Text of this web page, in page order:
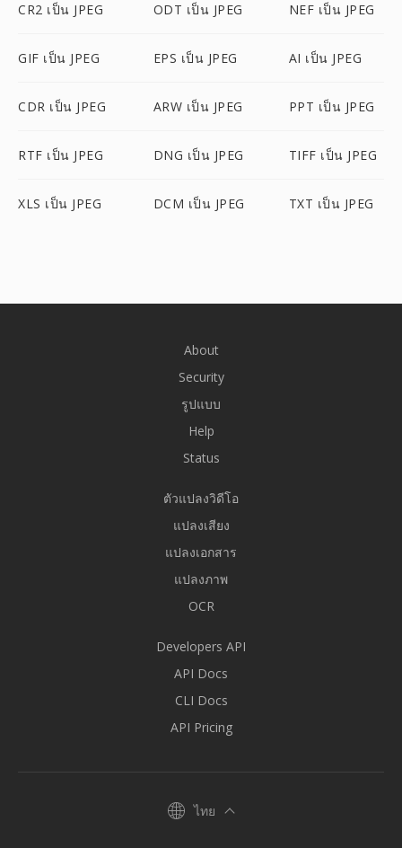
CR2 เป็น JPEG ODT เป็น JPEG NEF เป็น JPEG
GIF เป็น JPEG EPS เป็น JPEG AI เป็น JPEG
CDR เป็น JPEG ARW เป็น JPEG PPT เป็น JPEG
RTF เป็น JPEG DNG เป็น JPEG TIFF เป็น JPEG
XLS เป็น JPEG DCM เป็น JPEG TXT เป็น JPEG
About
Security
รูปแบบ
Help
Status
ตัวแปลงวิดีโอ
แปลงเสียง
แปลงเอกสาร
แปลงภาพ
OCR
Developers API
API Docs
CLI Docs
API Pricing
ไทย